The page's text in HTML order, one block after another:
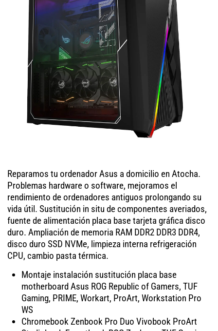
Reparamos tu ordenador Asus a domicilio en Atocha.
Problemas hardware o software, mejoramos el
rendimiento de ordenadores antiguos prolongando su
vida útil. Sustitución in situ de componentes averiados,
fuente de alimentación placa base tarjeta gráfica disco
duro. Ampliación de memoria RAM DDR2 DDR3 DDR4,
disco duro SSD NVMe, limpieza interna refrigeración
CPU, cambio pasta térmica.
Montaje instalación sustitución placa base
motherboard Asus ROG Republic of Gamers, TUF
Gaming, PRIME, Workart, ProArt, Workstation Pro
WS
Chromebook Zenbook Pro Duo Vivobook ProArt